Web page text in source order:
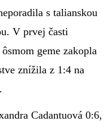
s talianskou
V prvej časti
geme zakopla
znížila z 1:4 na
Cadantuová 0:6,